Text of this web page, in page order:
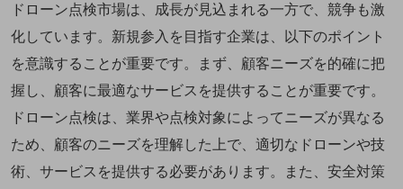
ドローン点検市場は、成長が見込まれる一方で、競争も激
化しています。新規参入を目指す企業は、以下のポイント
を意識することが重要です。まず、顧客ニーズを的確に把
握し、顧客に最適なサービスを提供することが重要です。
ドローン点検は、業界や点検対象によってニーズが異なる
ため、顧客のニーズを理解した上で、適切なドローンや技
術、サービスを提供する必要があります。また、安全対策